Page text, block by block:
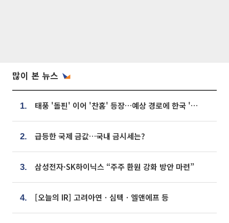
많이 본 뉴스
1. 태풍 '돌핀' 이어 '찬홈' 등장…예상 경로에 한국 '한숨'
2. 급등한 국제 금값…국내 금시세는?
3. 삼성전자·SK하이닉스 “주주 환원 강화 방안 마련”
4. [오늘의 IR] 고려아연ㆍ심텍ㆍ엘앤에프 등